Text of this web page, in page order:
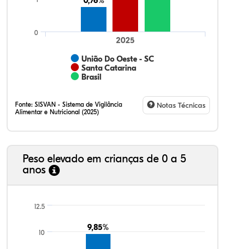
União Do Oeste - SC
Santa Catarina
Brasil
2025
0
Fonte: SISVAN - Sistema de Vigilância
Alimentar e Nutricional (2025)
Notas Técnicas
Peso elevado em crianças de 0 a 5
anos
9,85%
9,85%
10
12.5